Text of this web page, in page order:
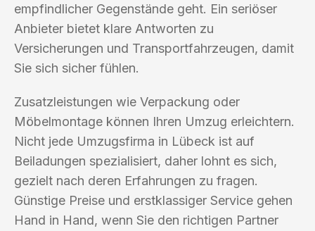
empfindlicher Gegenstände geht. Ein seriöser
Anbieter bietet klare Antworten zu
Versicherungen und Transportfahrzeugen, damit
Sie sich sicher fühlen.
Zusatzleistungen wie Verpackung oder
Möbelmontage können Ihren Umzug erleichtern.
Nicht jede Umzugsfirma in Lübeck ist auf
Beiladungen spezialisiert, daher lohnt es sich,
gezielt nach deren Erfahrungen zu fragen.
Günstige Preise und erstklassiger Service gehen
Hand in Hand, wenn Sie den richtigen Partner